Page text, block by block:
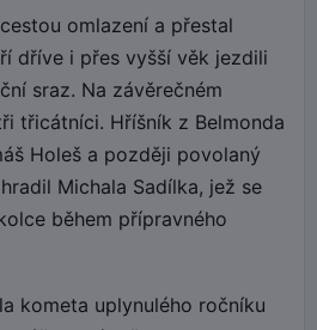
omlazení a přestal
dříve i přes vyšší věk jezdili
sraz. Na závěrečném
třicátníci. Hříšník z Belmonda
Holeš a později povolaný
Michala Sadílka, jež se
během přípravného
kometa uplynulého ročníku